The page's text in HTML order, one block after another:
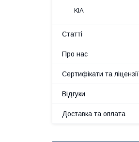
KIA
Статті
Про нас
Сертифікати та ліцензії
Відгуки
Доставка та оплата